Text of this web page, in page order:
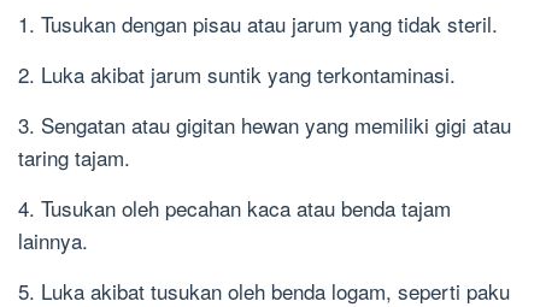
1. Tusukan dengan pisau atau jarum yang tidak steril.
2. Luka akibat jarum suntik yang terkontaminasi.
3. Sengatan atau gigitan hewan yang memiliki gigi atau
taring tajam.
4. Tusukan oleh pecahan kaca atau benda tajam
lainnya.
5. Luka akibat tusukan oleh benda logam, seperti paku